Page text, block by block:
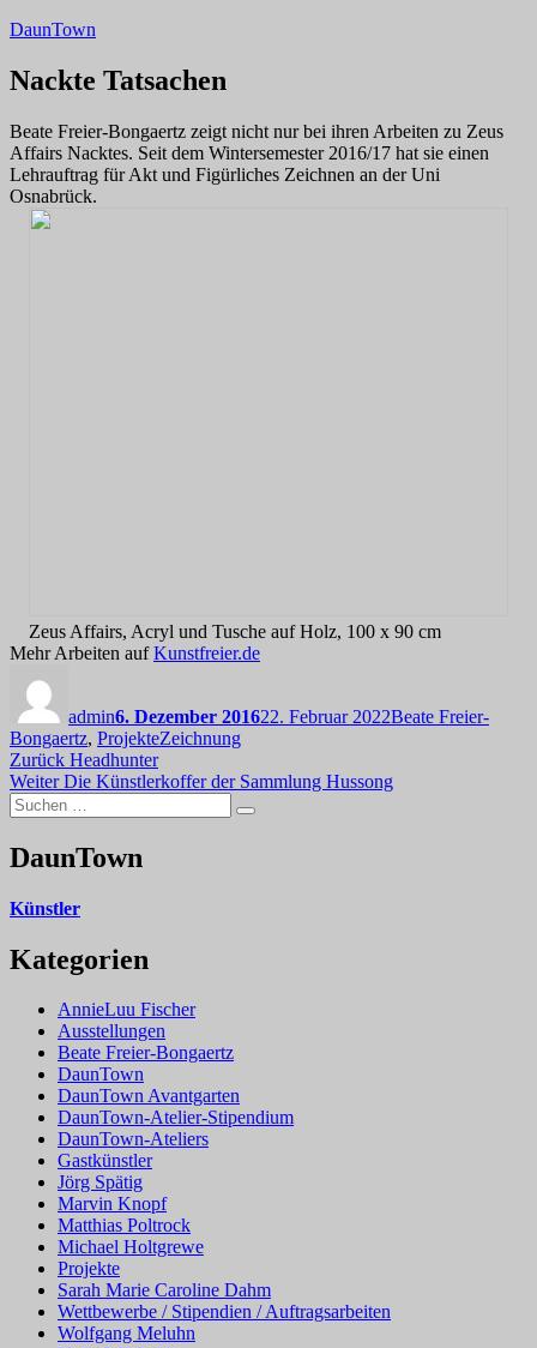
Zum
springen
DaunTown
Nackte Tatsachen
Beate Freier-Bongaertz zeigt nicht nur bei ihren Arbeiten zu Zeus
Affairs Nacktes. Seit dem Wintersemester 2016/17 hat sie einen
Lehrauftrag für Akt und Figürliches Zeichnen an der Uni
Osnabrück.
Zeus Affairs, Acryl und Tusche auf Holz, 100 x 90 cm
Mehr Arbeiten aufKunstfreier.de
admin6. Dezember 201622. Februar 2022Beate Freier-
Bongaertz, ProjekteSchlagwörter
Zeichnung
Beitragsnavigation
Zurück Vorheriger
Beitrag:
Headhunter
Weiter Nächster
Beitrag:
Die Künstlerkoffer der Sammlung Hussong
Suchen
nach:
Suchen
DaunTown
Künstler
Kategorien
AnnieLuu Fischer
Ausstellungen
Beate Freier-Bongaertz
DaunTown
DaunTown Avantgarten
DaunTown-Atelier-Stipendium
DaunTown-Ateliers
Gastkünstler
Jörg Spätig
Marvin Knopf
Matthias Poltrock
Michael Holtgrewe
Projekte
Sarah Marie Caroline Dahm
Wettbewerbe / Stipendien / Auftragsarbeiten
Wolfgang Meluhn